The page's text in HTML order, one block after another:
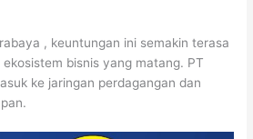
, keuntungan ini semakin terasa
bisnis yang matang. PT
ke jaringan perdagangan dan